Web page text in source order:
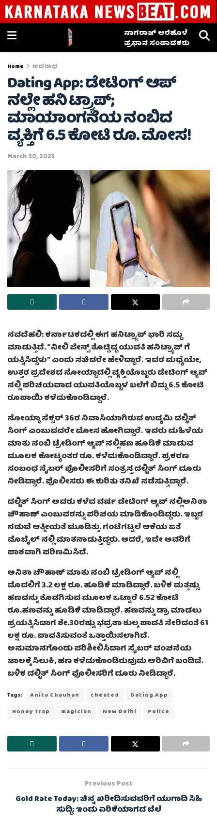
ನಾಗರಾಜ್ ಅರೆಹೊಳೆ
ಪ್ರಧಾನ ಸಂಪಾದಕರು
Home ಅಪರಾಧ
Dating App: ಡೇಟಿಂಗ್ ಆಪ್
ನಲ್ಲೇ ಹನಿ ಟ್ರ್ಯಾಪ್;
ಮಾಯಾಂಗನೆಯ ನಂಬಿದ
ವ್ಯಕ್ತಿಗೆ 6.5 ಕೋಟಿ ರೂ. ಮೋಸ!
March 30, 2025
ನವದೆಹಲಿ: ಕರ್ನಾಟಕದಲ್ಲಿ ಈಗ ಹನಿಟ್ರ್ಯಾಪ್ ಭಾರಿ ಸದ್ದು
ಮಾಡುತ್ತಿದೆ. “ನೀಲಿ ಜೀನ್ಸ್ ತೊಟ್ಟಿದ್ದ ಯುವತಿ ಹನಿಟ್ರ್ಯಾಪ್ ಗೆ
ಯತ್ನಿಸಿದ್ದಳು” ಎಂದು ಸಚಿವರೇ ಹೇಳಿದ್ದಾರೆ. ಇದರ ಮಧ್ಯೆಯೇ,
ಉತ್ತರ ಪ್ರದೇಶದ ನೋಯ್ಡಾದಲ್ಲಿ ವ್ಯಕ್ತಿಯೊಬ್ಬರು ಡೇಟಿಂಗ್ ಆ್ಯಪ್
ನಲ್ಲಿ ಪರಿಚಯವಾದ ಯುವತಿಯೊಬ್ಬಳ ಬಲೆಗೆ ಬಿದ್ದು 6.5 ಕೋಟಿ
ರೂಪಾಯಿ ಕಳೆದುಕೊಂಡಿದ್ದಾರೆ.
ನೋಯ್ಡಾ ಸೆಕ್ಟರ್ 36ರ ನಿವಾಸಿಯಾಗಿರುವ ಉದ್ಯಮಿ ದಲ್ಜಿತ್
ಸಿಂಗ್ ಎಂಬುವವರೇ ಮೋಸ ಹೋಗಿದ್ದಾರೆ. ಇವರು ಮಹಿಳೆಯ
ಮಾತು ನಂಬಿ ಟ್ರೇಡಿಂಗ್ ಆ್ಯಪ್ ನಲ್ಲಿಹಣ ಹೂಡಿಕೆ ಮಾಡುವ
ಮೂಲಕ ಕೋಟ್ಯಂತರ ರೂ. ಕಳೆದುಕೊಂಡಿದ್ದಾರೆ. ಪ್ರಕರಣ
ಸಂಬಂಧ ಸೈಬರ್ ಪೊಲೀಸರಿಗೆ ಸಂತ್ರಸ್ತ ದಲ್ಜಿತ್ ಸಿಂಗ್ ದೂರು
ನೀಡಿದ್ದಾರೆ. ಪೊಲೀಸರು ಈ ಕುರಿತು ತನಿಖೆ ನಡೆಸುತ್ತಿದ್ದಾರೆ.
ದಲ್ಜಿತ್ ಸಿಂಗ್ ಅವರು ಕಳೆದ ವರ್ಷ ಡೇಟಿಂಗ್ ಆ್ಯಪ್ ನಲ್ಲಿಅನಿತಾ
ಚೌಹಾಣ್ ಎಂಬುವರನ್ನು ಪರಿಚಯ ಮಾಡಿಕೊಂಡಿದ್ದರು. ಇಬ್ಬರ
ನಡುವೆ ಆತ್ಮೀಯತೆ ಮೂಡಿತ್ತು. ಗಂಟೆಗಟ್ಟಲೆ ಆಕೆಯ ಜತೆ
ಮೊಬೈಲ್ ನಲ್ಲಿ ಮಾತನಾಡುತ್ತಿದ್ದರು. ಆದರೆ, ಇದೇ ಅವರಿಗೆ
ಪಾಶವಾಗಿ ಪರಿಣಮಿಸಿದೆ.
ಅನಿತಾ ಚೌಹಾಣ್ ಮಾತು ನಂಬಿ ಟ್ರೇಡಿಂಗ್ ಆ್ಯಪ್ ನಲ್ಲಿ
ಮೊದಲಿಗೆ 3.2 ಲಕ್ಷ ರೂ. ಹೂಡಿಕೆ ಮಾಡಿದ್ದಾರೆ. ಬಳಿಕ ಮತ್ತಷ್ಟು
ಹಣವನ್ನು ತೊಡಗಿಸುವ ಮೂಲಕ ಒಟ್ಟಾರೆ 6.52 ಕೋಟಿ
ರೂ.ಹಣವನ್ನು ಹೂಡಿಕೆ ಮಾಡಿದ್ದಾರೆ. ಹಣವನ್ನು ಡ್ರಾ ಮಾಡಲು
ಪ್ರಯತ್ನಿಸಿದಾಗ ಶೇ.30ರಷ್ಟು ಭದ್ರತಾ ಶುಲ್ಕ ಪಾವತಿ ಸೇರಿದಂತೆ 61
ಲಕ್ಷ ರೂ. ಪಾವತಿಸುವಂತೆ ಒತ್ತಾಯಿಸಲಾಗಿದೆ.
ಅನುಮಾನಗೊಂಡು ಪರಿಶೀಲಿಸಿದಾಗ ಸೈಬರ್ ವಂಚನೆಯ
ಜಾಲಕ್ಕೆ ಸಿಲುಕಿ, ಹಣ ಕಳೆದುಕೊಂಡಿರುವುದು ಅರಿವಿಗೆ ಬಂದಿದೆ.
ಬಳಿಕ ದಲ್ಜಿತ್ ಸಿಂಗ್ ಪೊಲೀಸರಿಗೆ ದೂರು ನೀಡಿದ್ದಾರೆ.
Tags: Anita Chauhan cheated
Dating App
Honey Trap
magician New Delhi Police
Previous Post
Gold Rate Today: ಚಿನ್ನ ಖರೀದಿಸುವವರಿಗೆ ಯುಗಾದಿ ಸಿಹಿ
ಸುದ್ದಿ; ಇಂದು ಏರಿಕೆಯಾಗದ ಬೆಲೆ